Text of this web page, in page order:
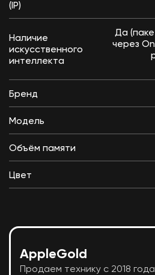
(IP)
Наличие
искусственного
интеллекта
Да
через
Бренд
Модель
Объём памяти
Цвет
AppleGold
Продаем технику с 2018 года